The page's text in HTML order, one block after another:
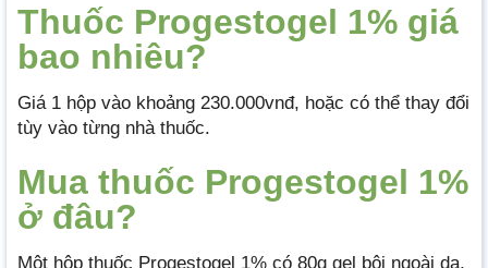
Thuốc Progestogel 1% giá
bao nhiêu?
Giá 1 hộp vào khoảng 230.000vnđ, hoặc có thể thay đổi
tùy vào từng nhà thuốc.
Mua thuốc Progestogel 1%
ở đâu?
Một hộp thuốc Progestogel 1% có 80g gel bôi ngoài da,